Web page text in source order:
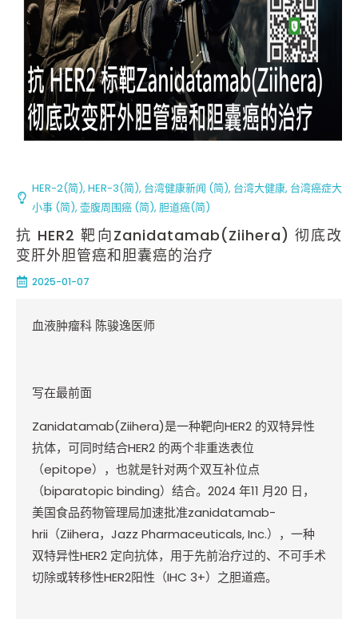
HER-2(简), HER-3(简), 台湾健康新闻 (简), 台湾大健康, 台湾癌症大
小事 (简), 壶腹周围癌 (简), 胆道癌(简)
抗 HER2 靶向Zanidatamab(Ziihera) 彻底改
变肝外胆管癌和胆囊癌的治疗
2025-01-07
血液肿瘤科 陈骏逸医师
写在最前面
Zanidatamab(Ziihera)是一种靶向HER2 的双特异性
抗体，可同时结合HER2 的两个非重迭表位
（epitope），也就是针对两个双互补位点
（biparatopic binding）结合。 2024 年11 月20 日，
美国食品药物管理局加速批准zanidatamab-
hrii （Ziihera， Jazz Pharmaceuticals, Inc.），一种
双特异性HER2 定向抗体，用于先前治疗过的、不可手术
切除或转移性HER2阳性（IHC 3+）之胆道癌。